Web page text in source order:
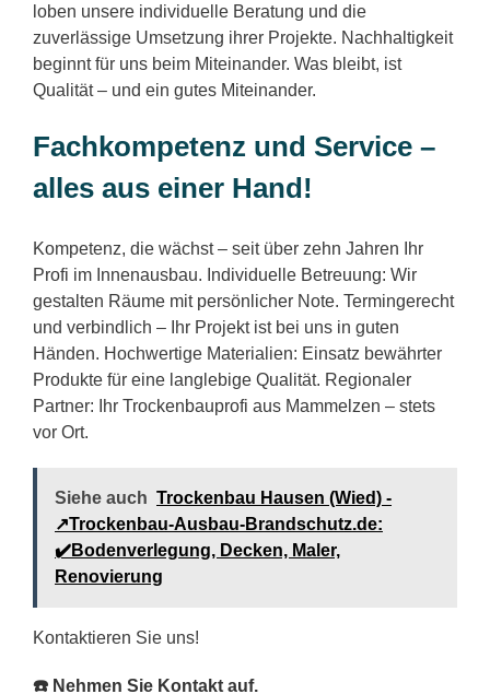
loben unsere individuelle Beratung und die
zuverlässige Umsetzung ihrer Projekte. Nachhaltigkeit
beginnt für uns beim Miteinander. Was bleibt, ist
Qualität – und ein gutes Miteinander.
Fachkompetenz und Service –
alles aus einer Hand!
Kompetenz, die wächst – seit über zehn Jahren Ihr
Profi im Innenausbau. Individuelle Betreuung: Wir
gestalten Räume mit persönlicher Note. Termingerecht
und verbindlich – Ihr Projekt ist bei uns in guten
Händen. Hochwertige Materialien: Einsatz bewährter
Produkte für eine langlebige Qualität. Regionaler
Partner: Ihr Trockenbauprofi aus Mammelzen – stets
vor Ort.
Siehe auch Trockenbau Hausen (Wied) -
↗️Trockenbau-Ausbau-Brandschutz.de:
✔️Bodenverlegung, Decken, Maler,
Renovierung
Kontaktieren Sie uns!
☎️ Nehmen Sie Kontakt auf.